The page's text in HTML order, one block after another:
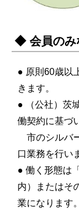
◆ 会員のみ
● 原則60歳以
きます。
● （公社）茨
働契約に基づ
市のシルバ
口業務を行い
● 働く形態は
内）またはそ
業になります。